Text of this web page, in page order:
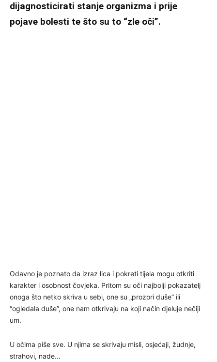
dijagnosticirati stanje organizma i prije
pojave bolesti te što su to “zle oči”.
Odavno je poznato da izraz lica i pokreti tijela mogu otkriti
karakter i osobnost čovjeka. Pritom su oči najbolji pokazatelj
onoga što netko skriva u sebi, one su „prozori duše“ ili
“ogledala duše”, one nam otkrivaju na koji način djeluje nečiji
um.
U očima piše sve. U njima se skrivaju misli, osjećaji, žudnje,
strahovi, nade…